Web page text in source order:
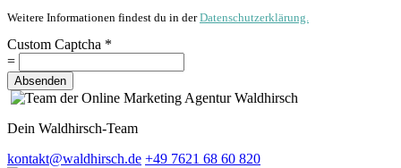
Weitere Informationen findest du in derDatenschutzerklärung.
Custom Captcha *
=
Absenden
Dein Waldhirsch-Team
kontakt@waldhirsch.de +49 7621 68 60 820